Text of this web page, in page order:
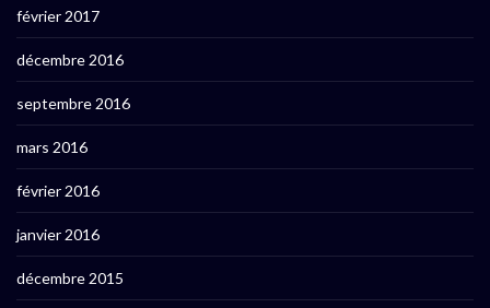
février 2017
décembre 2016
septembre 2016
mars 2016
février 2016
janvier 2016
décembre 2015